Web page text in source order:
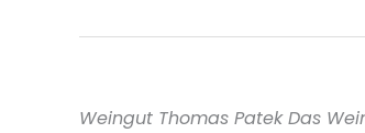
Schmidt
Weingut Thomas Patek Das